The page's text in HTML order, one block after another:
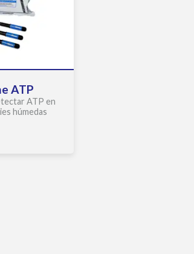
ATP
ATP en
húmedas